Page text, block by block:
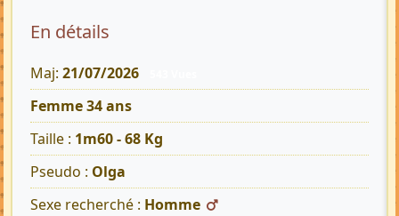
En détails
Maj: 21/07/2026
Femme 34 ans
Taille : 1m60 - 68 Kg
Pseudo : Olga
Sexe recherché : Homme